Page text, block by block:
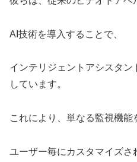
AI技術を導入することで、
インテリジェントアシスタ
しています。
これにより、単なる監視機能
ユーザー毎にカスタマイズさ